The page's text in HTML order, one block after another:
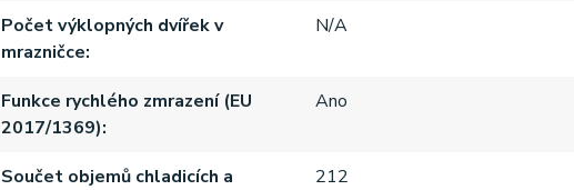
Počet výklopných dvířek v
mrazničce
N/A
Funkce rychlého zmrazení (EU
2017/1369)
Ano
Součet objemů chladicích a
212